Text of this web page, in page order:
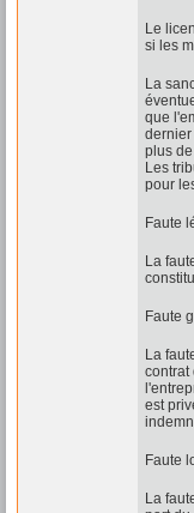
Le
si les
La
que
dernier
plus
Les
pour
Faute
La
Faute
La
contrat
est
Faute
La